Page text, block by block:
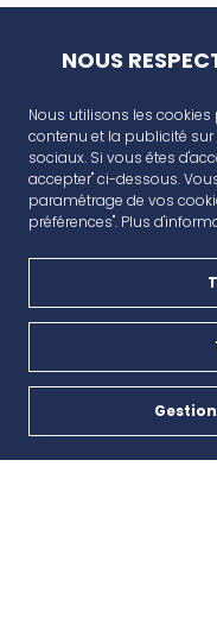
Plan de
NOUS
Nous utilisons les
contenu et la publicité sur
sociaux. Si vous êtes
accepter" ci-dessous.
paramétrage de vos
préférences". Plus